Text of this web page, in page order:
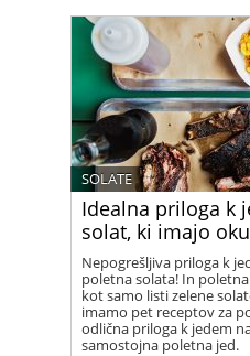
Idealna priloga k
solat, ki imajo
SOLATE
Nepogrešljiva priloga k
poletna solata! In
kot samo listi zelene
imamo pet receptov za
odlična priloga k jedem
samostojna poletna jed.